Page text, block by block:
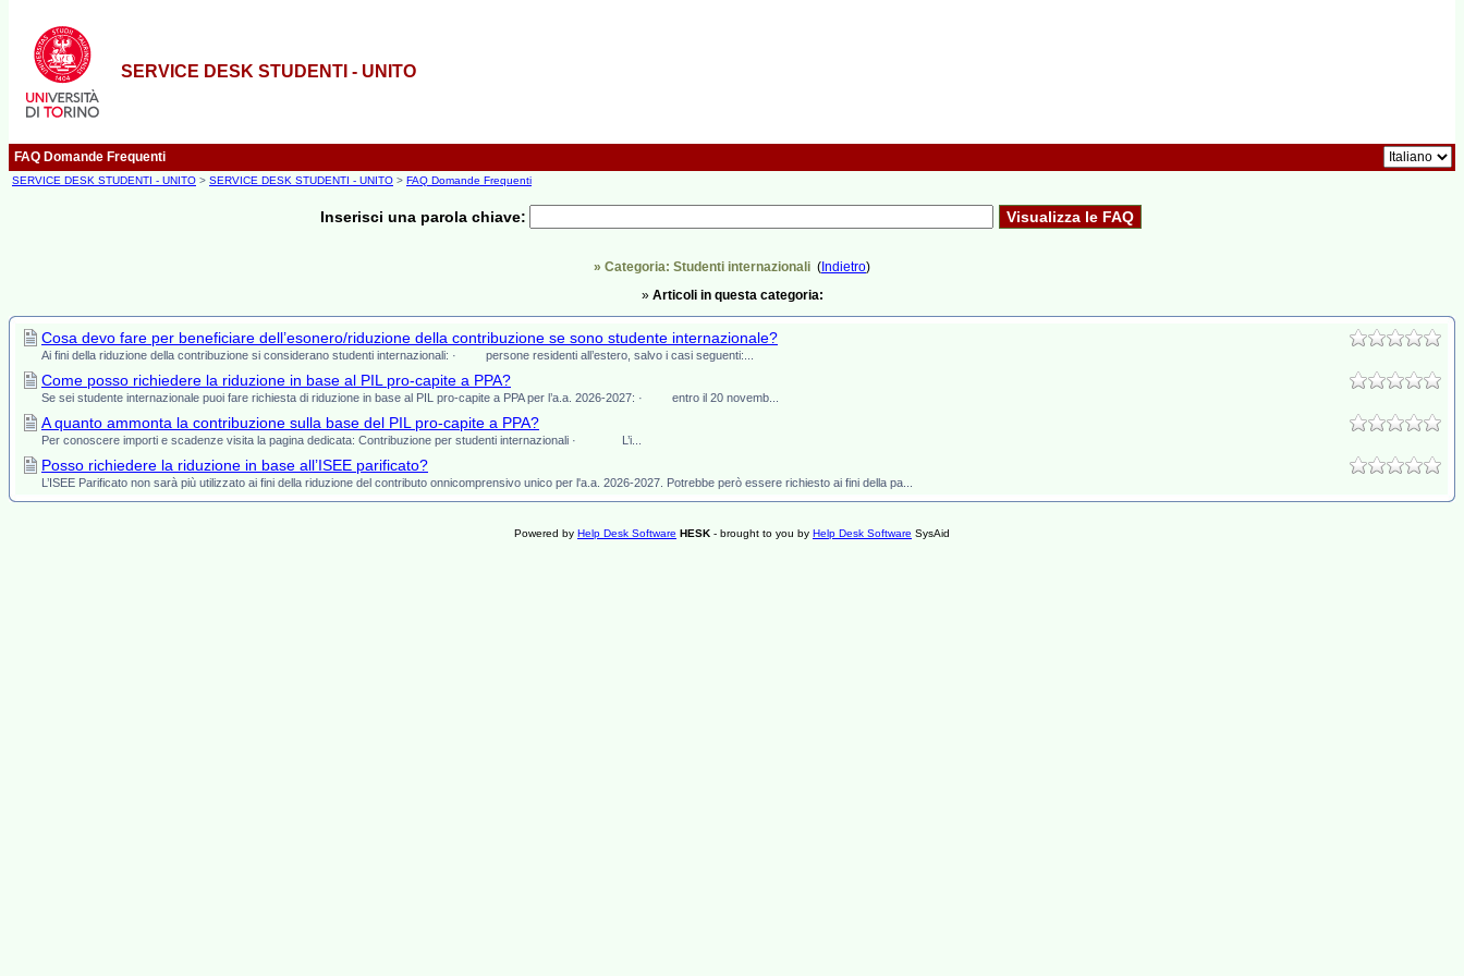
SERVICE DESK STUDENTI - UNITO
FAQ Domande Frequenti
SERVICE DESK STUDENTI - UNITO > SERVICE DESK STUDENTI - UNITO > FAQ Domande Frequenti
Inserisci una parola chiave:
» Categoria: Studenti internazionali ( Indietro)
» Articoli in questa categoria:
Cosa devo fare per beneficiare dell’esonero/riduzione della contribuzione se sono studente internazionale?
Ai fini della riduzione della contribuzione si considerano studenti internazionali: · persone residenti all’estero, salvo i casi seguenti:...
Come posso richiedere la riduzione in base al PIL pro-capite a PPA?
Se sei studente internazionale puoi fare richiesta di riduzione in base al PIL pro-capite a PPA per l’a.a. 2026-2027: · entro il 20 novemb...
A quanto ammonta la contribuzione sulla base del PIL pro-capite a PPA?
Per conoscere importi e scadenze visita la pagina dedicata: Contribuzione per studenti internazionali · L’i...
Posso richiedere la riduzione in base all’ISEE parificato?
L’ISEE Parificato non sarà più utilizzato ai fini della riduzione del contributo onnicomprensivo unico per l'a.a. 2026-2027. Potrebbe però essere richiesto ai fini della pa...
Powered by Help Desk Software HESK - brought to you by Help Desk Software SysAid